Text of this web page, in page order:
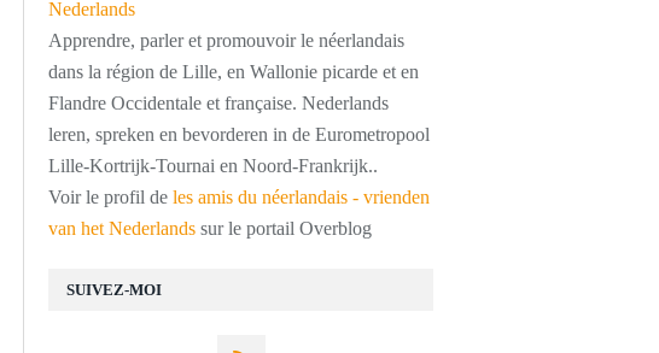
SUIVEZ-MOI
Apprendre, parler et promouvoir le néerlandais
dans la région de Lille, en Wallonie picarde et en
Flandre Occidentale et française. Nederlands
leren, spreken en bevorderen in de Eurometropool
Lille-Kortrijk-Tournai en Noord-Frankrijk..
Voir le profil de les amis du néerlandais - vrienden
van het Nederlands sur le portail Overblog